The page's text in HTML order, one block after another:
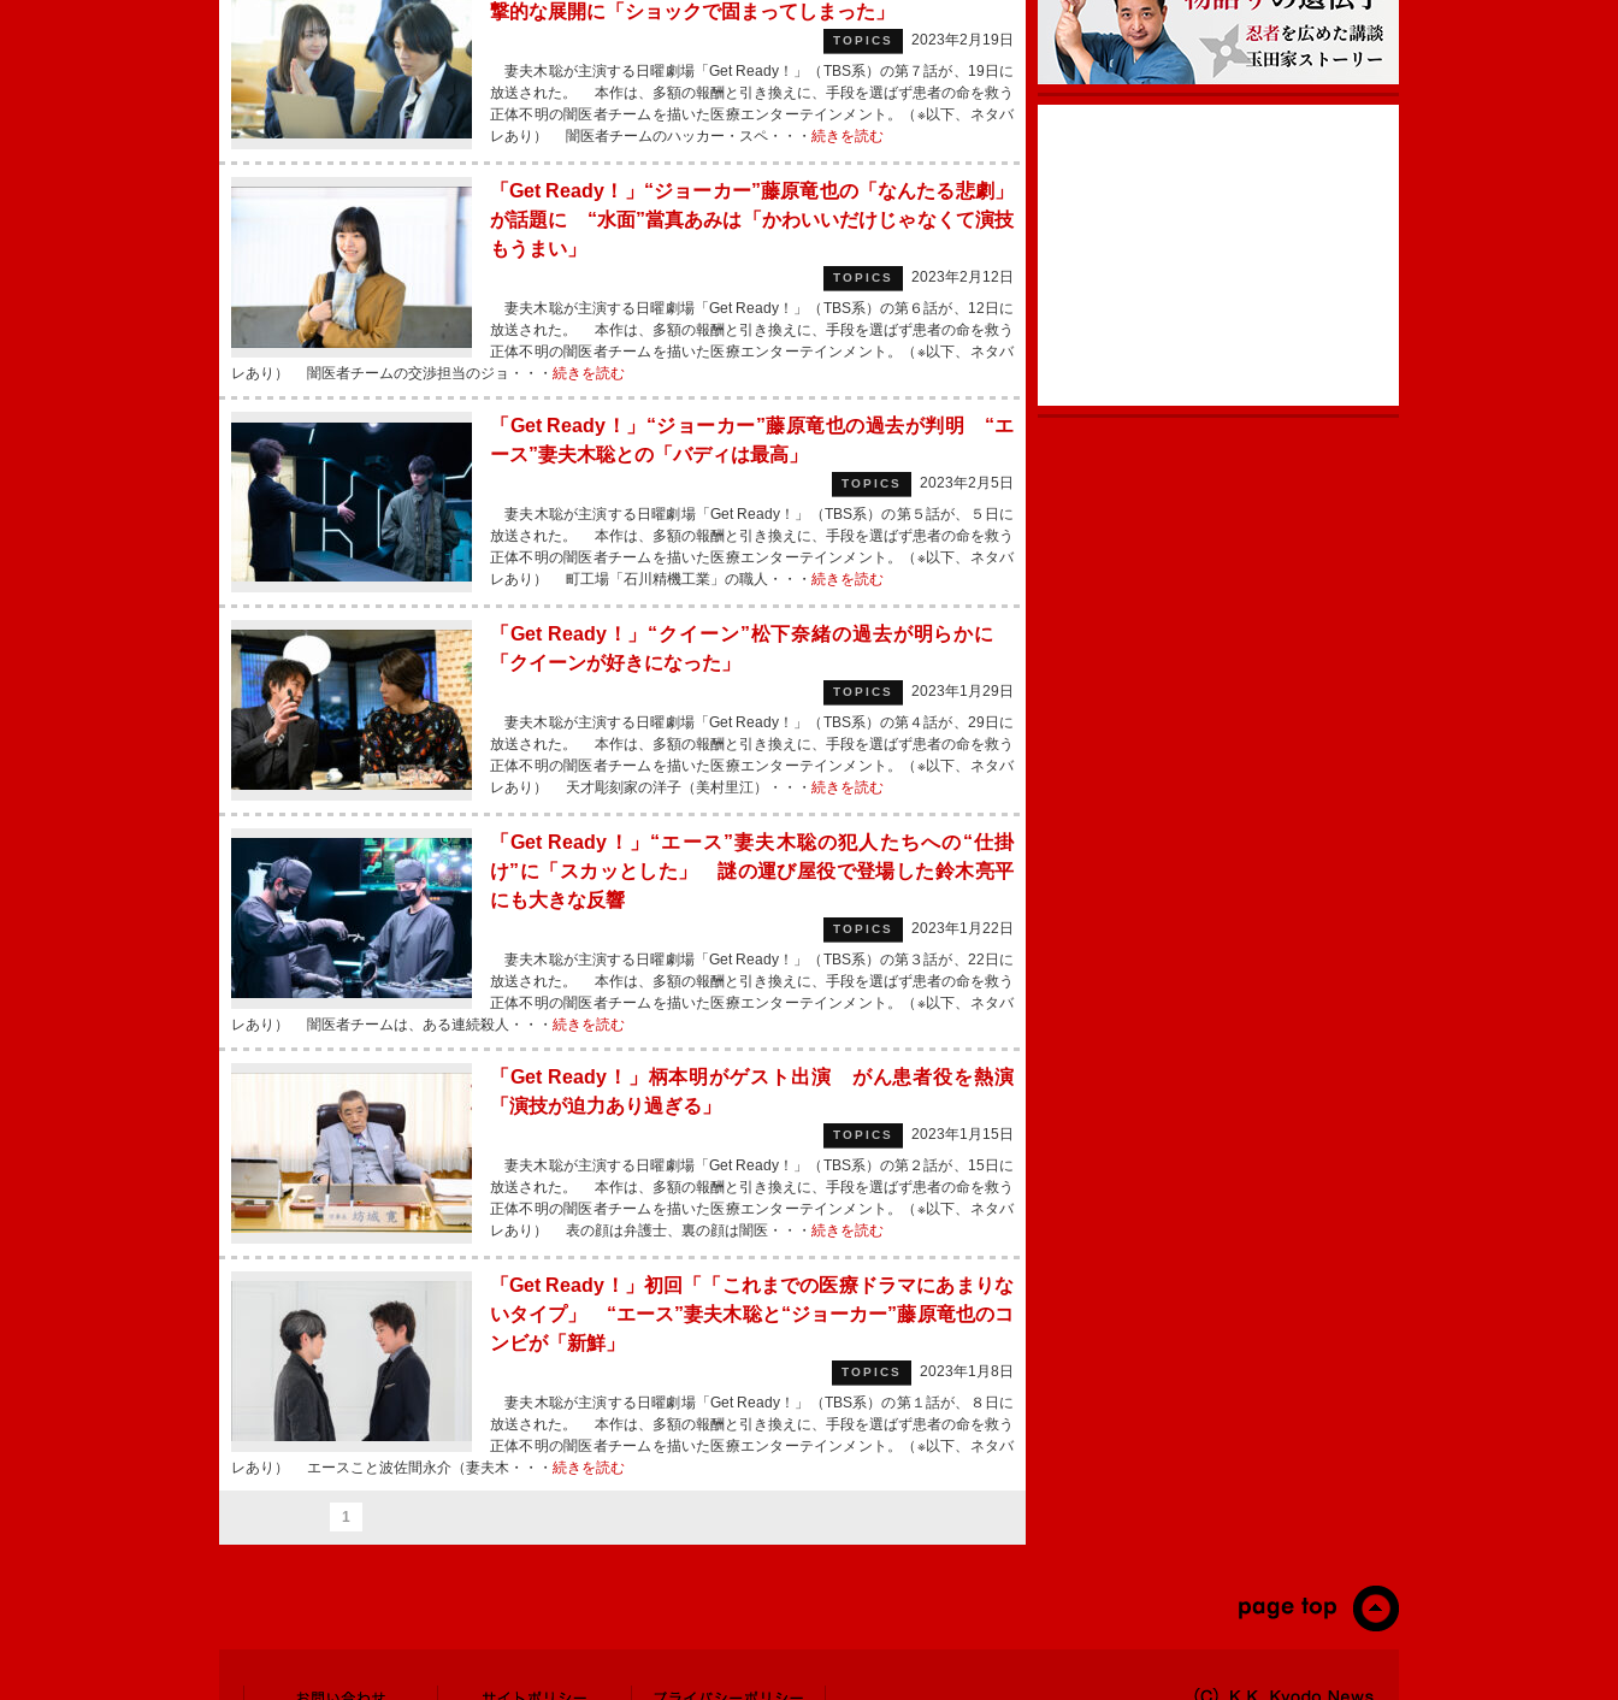
撃的な展開に「ショックで固まってしまった」
TOPICS
2023年2月19日
妻夫木聡が主演する日曜劇場「Get Ready！」（TBS系）の第７話が、19日に
放送された。 本作は、多額の報酬と引き換えに、手段を選ばず患者の命を救う
正体不明の闇医者チームを描いた医療エンターテインメント。（※以下、ネタバ
レあり） 闇医者チームのハッカー・スペ・・・ 続きを読む
「Get Ready！」“ジョーカー”藤原竜也の「なんたる悲劇」
が話題に “水面”當真あみは「かわいいだけじゃなくて演技
もうまい」
TOPICS
2023年2月12日
妻夫木聡が主演する日曜劇場「Get Ready！」（TBS系）の第６話が、12日に
放送された。 本作は、多額の報酬と引き換えに、手段を選ばず患者の命を救う
正体不明の闇医者チームを描いた医療エンターテインメント。（※以下、ネタバ
レあり） 闇医者チームの交渉担当のジョ・・・ 続きを読む
「Get Ready！」“ジョーカー”藤原竜也の過去が判明 “エ
ース”妻夫木聡との「バディは最高」
TOPICS
2023年2月5日
妻夫木聡が主演する日曜劇場「Get Ready！」（TBS系）の第５話が、５日に
放送された。 本作は、多額の報酬と引き換えに、手段を選ばず患者の命を救う
正体不明の闇医者チームを描いた医療エンターテインメント。（※以下、ネタバ
レあり） 町工場「石川精機工業」の職人・・・ 続きを読む
「Get Ready！」“クイーン”松下奈緒の過去が明らかに
「クイーンが好きになった」
TOPICS
2023年1月29日
妻夫木聡が主演する日曜劇場「Get Ready！」（TBS系）の第４話が、29日に
放送された。 本作は、多額の報酬と引き換えに、手段を選ばず患者の命を救う
正体不明の闇医者チームを描いた医療エンターテインメント。（※以下、ネタバ
レあり） 天才彫刻家の洋子（美村里江）・・・ 続きを読む
「Get Ready！」“エース”妻夫木聡の犯人たちへの“仕掛
け”に「スカッとした」 謎の運び屋役で登場した鈴木亮平
にも大きな反響
TOPICS
2023年1月22日
妻夫木聡が主演する日曜劇場「Get Ready！」（TBS系）の第３話が、22日に
放送された。 本作は、多額の報酬と引き換えに、手段を選ばず患者の命を救う
正体不明の闇医者チームを描いた医療エンターテインメント。（※以下、ネタバ
レあり） 闇医者チームは、ある連続殺人・・・ 続きを読む
「Get Ready！」柄本明がゲスト出演 がん患者役を熱演
「演技が迫力あり過ぎる」
TOPICS
2023年1月15日
妻夫木聡が主演する日曜劇場「Get Ready！」（TBS系）の第２話が、15日に
放送された。 本作は、多額の報酬と引き換えに、手段を選ばず患者の命を救う
正体不明の闇医者チームを描いた医療エンターテインメント。（※以下、ネタバ
レあり） 表の顔は弁護士、裏の顔は闇医・・・ 続きを読む
「Get Ready！」初回「「これまでの医療ドラマにあまりな
いタイプ」 “エース”妻夫木聡と“ジョーカー”藤原竜也のコ
ンビが「新鮮」
TOPICS
2023年1月8日
妻夫木聡が主演する日曜劇場「Get Ready！」（TBS系）の第１話が、８日に
放送された。 本作は、多額の報酬と引き換えに、手段を選ばず患者の命を救う
正体不明の闇医者チームを描いた医療エンターテインメント。（※以下、ネタバ
レあり） エースこと波佐間永介（妻夫木・・・ 続きを読む
1